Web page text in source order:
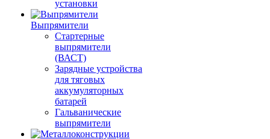
установки
Выпрямители
Стартерные
выпрямители
(ВАСТ)
Зарядные устройства
для тяговых
аккумуляторных
батарей
Гальванические
выпрямители